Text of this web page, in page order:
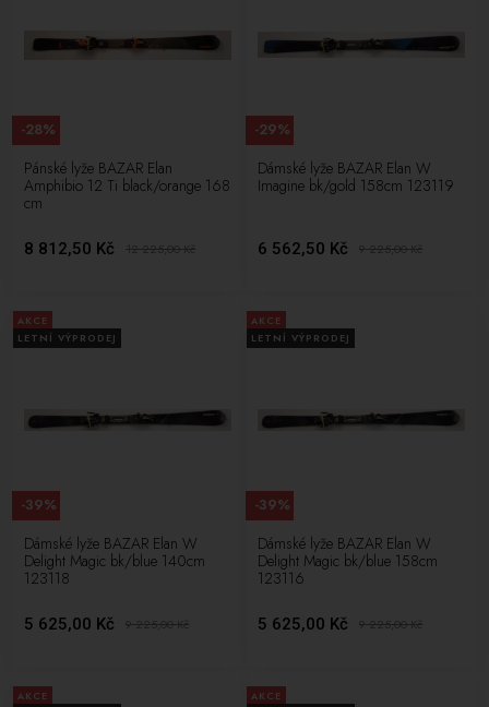
Pánské lyže BAZAR Elan
Amphibio 12 Ti black/orange 168
cm
8 812,50 Kč 12 225,00Kč
-28%
Dámské lyže BAZAR Elan W
Imagine bk/gold 158cm 123119
6 562,50 Kč 9 225,00Kč
-29%
AKCE
LETNÍ VÝPRODEJ
Dámské lyže BAZAR Elan W
Delight Magic bk/blue 140cm
123118
5 625,00 Kč 9 225,00Kč
-39%
AKCE
LETNÍ VÝPRODEJ
Dámské lyže BAZAR Elan W
Delight Magic bk/blue 158cm
123116
5 625,00 Kč 9 225,00Kč
-39%
AKCE
AKCE